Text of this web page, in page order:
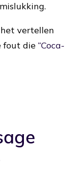
vertellen
fout die “Coca-